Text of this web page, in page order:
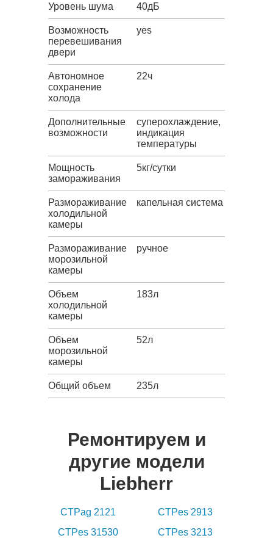
Уровень шума 40дБ
Возможность
перевешивания
двери
yes
Автономное
сохранение
холода
22ч
Дополнительные
возможности
суперохлаждение,
индикация
температуры
Мощность
замораживания
5кг/сутки
Размораживание
холодильной
камеры
капельная система
Размораживание
морозильной
камеры
ручное
Объем
холодильной
камеры
183л
Объем
морозильной
камеры
52л
Общий объем 235л
Ремонтируем и
другие модели
Liebherr
CTPag 2121
CTPes 2913
CTPes 31530
CTPes 3213